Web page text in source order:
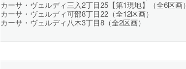
カーサ・ヴェルディ三入2丁目25【第1現地】（全6区画）
カーサ・ヴェルディ可部8丁目22（全12区画）
カーサ・ヴェルディ八木3丁目8（全2区画）